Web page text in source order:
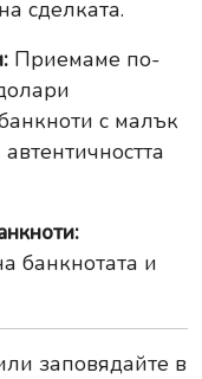
сделката.
Приемаме по-
с малък
банкнотата и
заповядайте в